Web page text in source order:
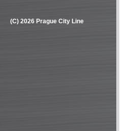
(C) 2026 Prague City Line